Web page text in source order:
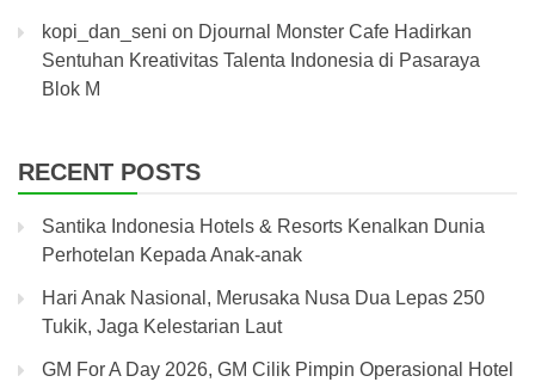
kopi_dan_seni on Djournal Monster Cafe Hadirkan
Sentuhan Kreativitas Talenta Indonesia di Pasaraya
Blok M
RECENT POSTS
Santika Indonesia Hotels & Resorts Kenalkan Dunia
Perhotelan Kepada Anak-anak
Hari Anak Nasional, Merusaka Nusa Dua Lepas 250
Tukik, Jaga Kelestarian Laut
GM For A Day 2026, GM Cilik Pimpin Operasional Hotel